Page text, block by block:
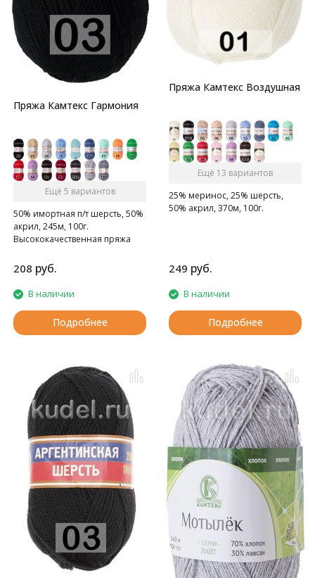
Пряжа Камтекс Гармония
Ещё 5 вариантов
50% имортная п/т шерсть, 50%
акрил, 245м, 100г.
Высококачественная пряжа
208 руб.
В наличии
Подробнее
Пряжа Камтекс Воздушная
Ещё 13 вариантов
25% меринос, 25% шерсть,
50% акрил, 370м, 100г.
249 руб.
В наличии
Подробнее